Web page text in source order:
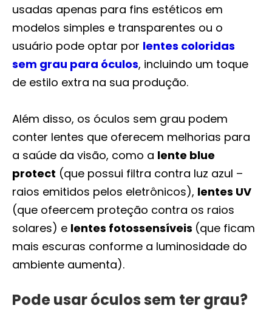
usadas apenas para fins estéticos em
modelos simples e transparentes ou o
usuário pode optar por lentes coloridas
sem grau para óculos, incluindo um toque
de estilo extra na sua produção.
Além disso, os óculos sem grau podem
conter lentes que oferecem melhorias para
a saúde da visão, como a lente blue
protect (que possui filtra contra luz azul –
raios emitidos pelos eletrônicos), lentes UV
(que ofeercem proteção contra os raios
solares) e lentes fotossensíveis (que ficam
mais escuras conforme a luminosidade do
ambiente aumenta).
Pode usar óculos sem ter grau?